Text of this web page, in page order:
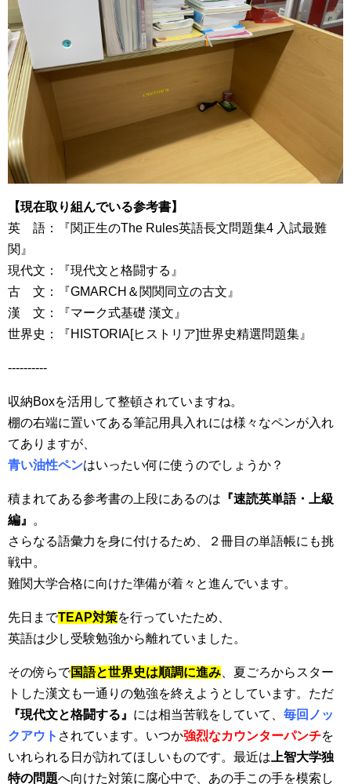
【現在取り組んでいる参考書】
英 語：『関正生のThe Rules英語長文問題集4 入試最難
関』
現代文：『現代文と格闘する』
古 文：『GMARCH＆関関同立の古文』
漢 文：『マーク式基礎 漢文』
世界史：『HISTORIA[ヒストリア]世界史精選問題集』
----------
収納Boxを活用して整頓されていますね。
棚の右端に置いてある筆記用具入れには様々なペンが入れ
てありますが、
青い油性ペンはいったい何に使うのでしょうか？
積まれてある参考書の上段にあるのは 『速読英単語・上級
編』
。
さらなる語彙力を身に付けるため、２冊目の単語帳にも挑
戦中。
難関大学合格に向けた準備が着々と進んでいます。
先日までTEAP対策を行っていたため、
英語は少し受験勉強から離れていました。
その傍らで国語と世界史は順調に進み 、夏ごろからスター
トした漢文も一通りの勉強を終えようとしています。ただ
『現代文と格闘する』 には相当苦戦をしていて、 毎回 ノッ
クアウト されています。いつか強烈なカウンターパンチを
いれられる日が訪れてほしいものです。最近は 上智大学独
特の問題へ向けた対策に腐心中で、あの手この手を模索し